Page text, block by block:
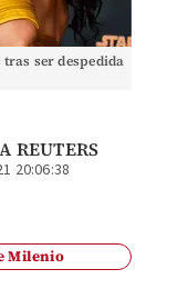
ser despedida
REUTERS
20:06:38
Milenio